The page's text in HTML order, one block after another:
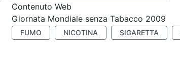
Contenuto Web
Giornata Mondiale senza Tabacco 2009
FUMO NICOTINA SIGARETTA